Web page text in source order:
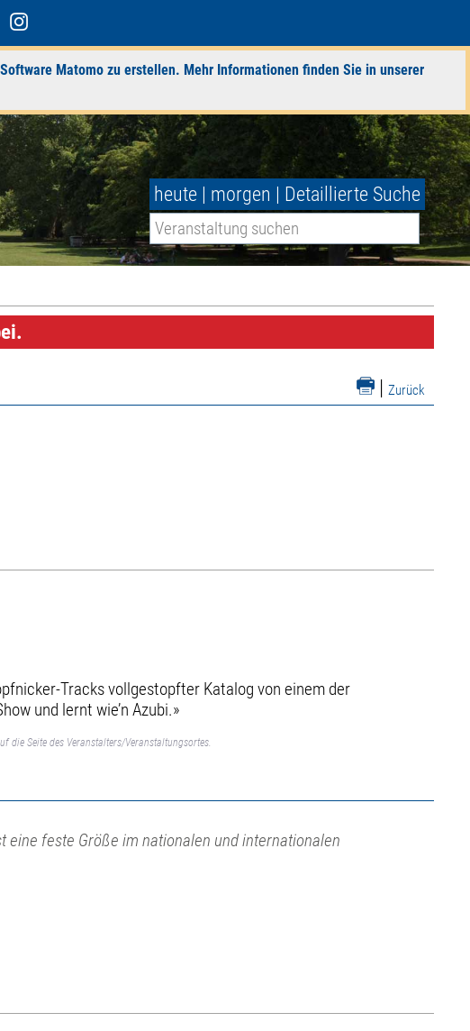
Matomo zu erstellen. Mehr Informationen finden Sie in unserer
heute | morgen | Detaillierte Suche
| Zurück
Tracks vollgestopfter Katalog von einem der
und lernt wie’n Azubi.»
die Seite des Veranstalters/Veranstaltungsortes.
eine feste Größe im nationalen und internationalen